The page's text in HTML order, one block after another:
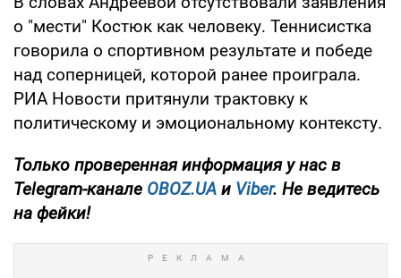
о "мести" Костюк как человеку. Теннисистка
говорила о спортивном результате и победе
над соперницей, которой ранее проиграла.
РИА Новости притянули трактовку к
политическому и эмоциональному контексту.
Только проверенная информация у нас в
Telegram-канале OBOZ.UA и Viber. Не ведитесь
на фейки!